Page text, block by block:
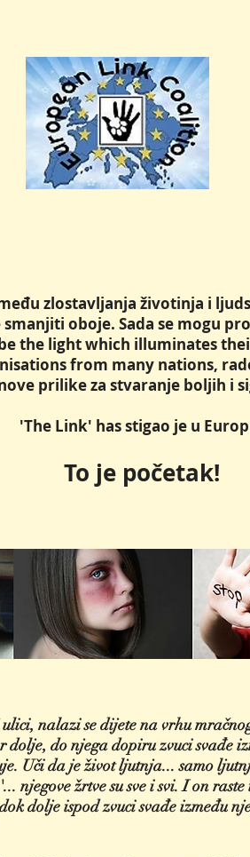
zlostavljanja životinja i
oboje. Sada se mogu
the light which illuminates
from many nations,
prilike za stvaranje boljih i
'The Link' has stigao je u
To je početak!
nalazi se dijete na vrhu
dolje, do njega dopiru zvuci svađe
Uči da je život ljutnja... samo
njegove žrtve su sve i svi. I on
dolje ispod zvuci svađe između